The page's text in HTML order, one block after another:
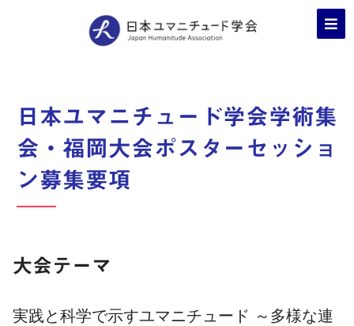
日本ユマニチュード学会学術集
会・福岡大会ポスターセッショ
ン募集要項
大会テーマ
実践と科学で示すユマニチュード ～多様な連